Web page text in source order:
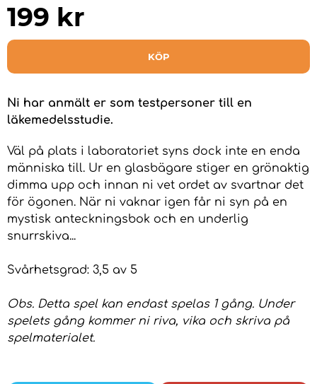
199 kr
KÖP
Ni har anmält er som testpersoner till en
läkemedelsstudie.
Väl på plats i laboratoriet syns dock inte en enda
människa till. Ur en glasbägare stiger en grönaktig
dimma upp och innan ni vet ordet av svartnar det
för ögonen. När ni vaknar igen får ni syn på en
mystisk anteckningsbok och en underlig
snurrskiva...
Svårhetsgrad: 3,5 av 5
Obs. Detta spel kan endast spelas 1 gång. Under
spelets gång kommer ni riva, vika och skriva på
spelmaterialet.